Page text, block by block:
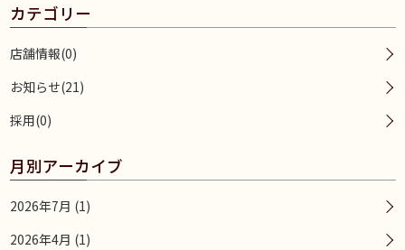
カテゴリー
店舗情報(0)
お知らせ(21)
採用(0)
月別アーカイブ
2026年7月 (1)
2026年4月 (1)